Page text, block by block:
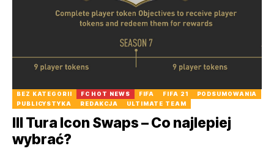
BEZ KATEGORII FC HOT NEWS FIFA FIFA 21
PODSUMOWANIA
PUBLICYSTYKA
REDAKCJA ULTIMATE TEAM
III Tura Icon Swaps – Co najlepiej
wybrać?